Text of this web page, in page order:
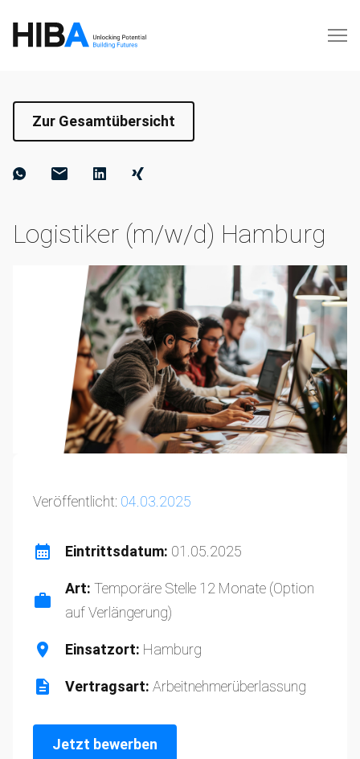
Zur Gesamtübersicht
Logistiker (m/w/d) Hamburg
Veröffentlicht: 04.03.2025
Eintrittsdatum: 01.05.2025
Art: Temporäre Stelle 12 Monate (Option
auf Verlängerung)
Einsatzort: Hamburg
Vertragsart: Arbeitnehmerüberlassung
Jetzt bewerben